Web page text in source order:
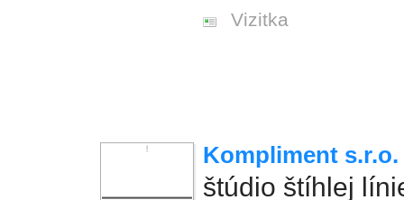
Vizitka
Kompliment s.r.o.
štúdio štíhlej